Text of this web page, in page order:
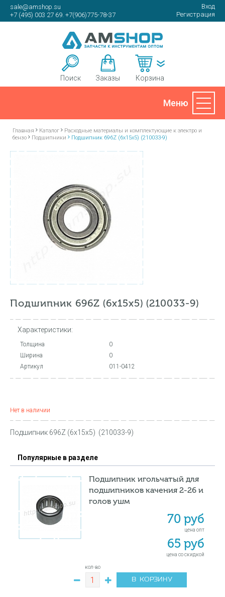
sale@amshop.su
+7 (495) 003 27 69. +7(906)775-78-37
Вход
Регистрация
Поиск Заказы Корзина
Главная Каталог
Расходные материалы и комплектующие к электро и
бензо
Подшипники Подшипник 696Z (6х15х5) (210033-9)
Подшипник 696Z (6х15х5) (210033-9)
Характеристики:
Толщина
0
Ширина
0
Артикул
011-0412
Нет в наличии
Подшипник 696Z (6х15х5) (210033-9)
Популярные в разделе
Подшипник игольчатый для
подшипников качения 2-26 и
голов ушм
70 руб
цена опт
65 руб
цена со скидкой
кол-во
В КОРЗИНУ